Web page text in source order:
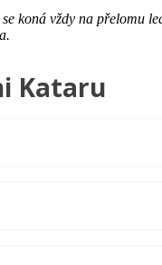
koná vždy na přelomu
Kataru